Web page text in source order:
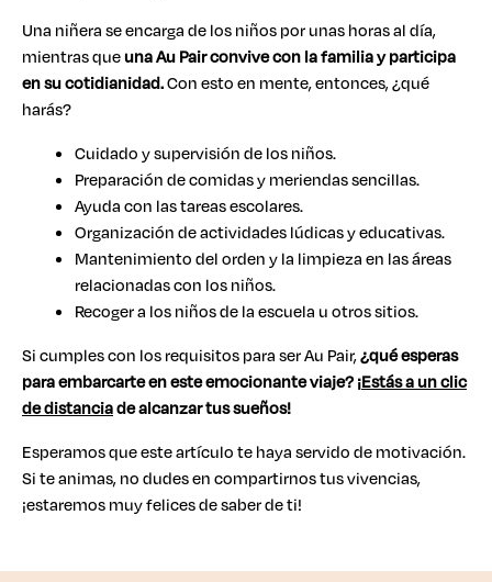
Una niñera se encarga de los niños por unas horas al día,
mientras queuna Au Pair convive con la familia y participa
en su cotidianidad.Con esto en mente, entonces, ¿qué
harás?
Cuidado y supervisión de los niños.
Preparación de comidas y meriendas sencillas.
Ayuda con las tareas escolares.
Organización de actividades lúdicas y educativas.
Mantenimiento del orden y la limpieza en las áreas
relacionadas con los niños.
Recoger a los niños de la escuela u otros sitios.
Si cumples con los requisitos para ser Au Pair,¿qué esperas
para embarcarte en este emocionante viaje? ¡Estás a un clic
de distanciade alcanzar tus sueños!
Esperamos que este artículo te haya servido de motivación.
Si te animas, no dudes en compartirnos tus vivencias,
¡estaremos muy felices de saber de ti!